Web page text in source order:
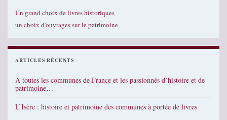
Un grand choix de livres historiques
un choix d'ouvrages sur le patrimoine
ARTICLES RÉCENTS
A toutes les communes de France et les passionnés d’histoire et de
patrimoine…
L’Isère : histoire et patrimoine des communes à portée de livres